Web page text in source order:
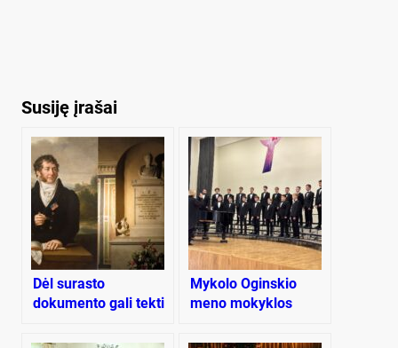
Susiję įrašai
Dėl surasto
dokumento gali tekti
Kleopo Oginskio
Mykolo Oginskio
meno mokyklos